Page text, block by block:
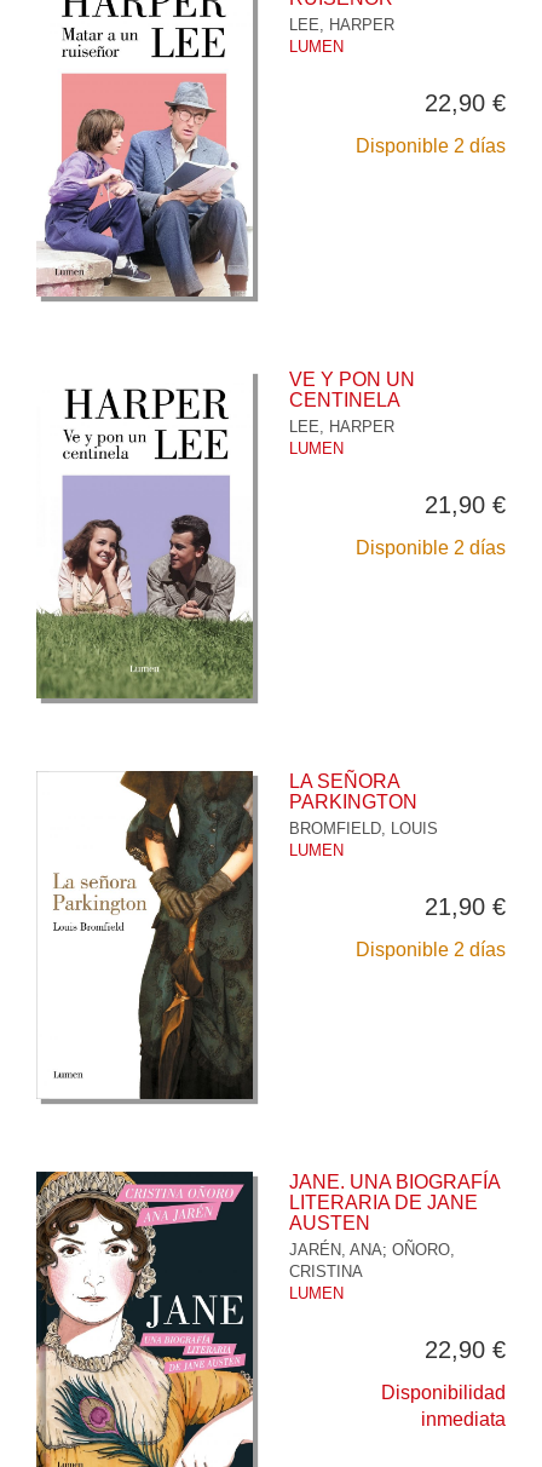
LEE, HARPER
LUMEN
22,90 €
Disponible 2 días
VE Y PON UN
CENTINELA
LEE, HARPER
LUMEN
21,90 €
Disponible 2 días
LA SEÑORA
PARKINGTON
BROMFIELD, LOUIS
LUMEN
21,90 €
Disponible 2 días
JANE. UNA BIOGRAFÍA
LITERARIA DE JANE
AUSTEN
JARÉN, ANA; OÑORO,
CRISTINA
LUMEN
22,90 €
Disponibilidad
inmediata